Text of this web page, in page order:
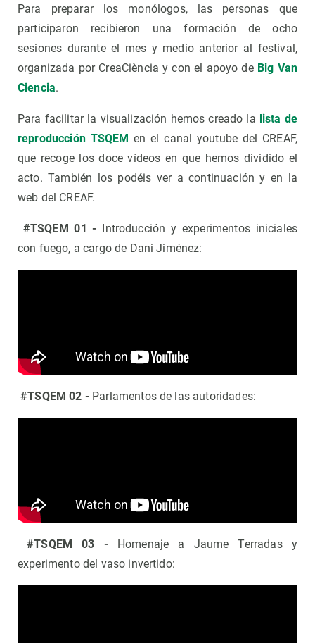
Para preparar los monólogos, las personas que
participaron recibieron una formación de ocho
sesiones durante el mes y medio anterior al festival,
organizada por CreaCiència y con el apoyo de Big Van
Ciencia.
Para facilitar la visualización hemos creado la lista de
reproducción TSQEM en el canal youtube del CREAF,
que recoge los doce vídeos en que hemos dividido el
acto. También los podéis ver a continuación y en la
web del CREAF.
#TSQEM 01 - Introducción y experimentos iniciales
con fuego, a cargo de Dani Jiménez:
#TSQEM 02 -Parlamentos de las autoridades:
#TSQEM 03 -Homenaje a Jaume Terradas y
experimento del vaso invertido: